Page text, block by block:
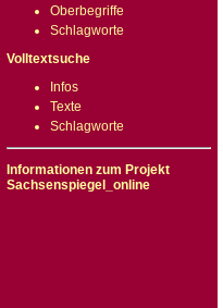
Oberbegriffe
Schlagworte
Volltextsuche
Infos
Texte
Schlagworte
Informationen zum Projekt
Sachsenspiegel_online